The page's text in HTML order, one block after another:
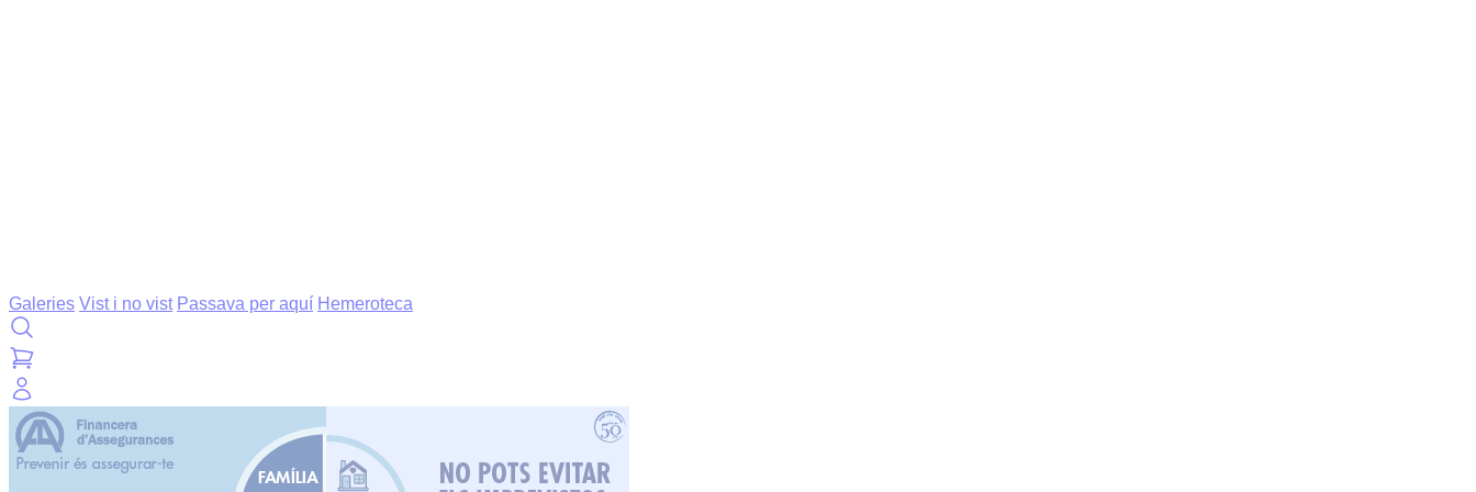
Galeries Vist i no vist Passava per aquí Hemeroteca